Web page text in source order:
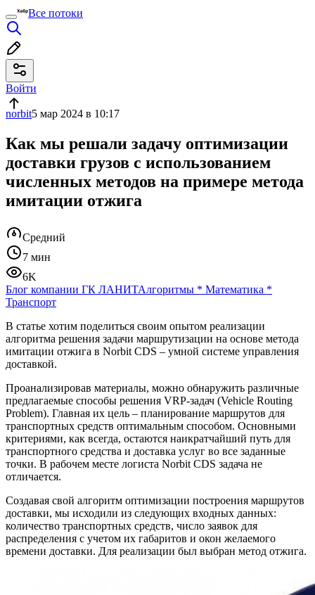
Все потоки
Войти
norbit5 мар 2024 в 10:17
Как мы решали задачу оптимизации
доставки грузов с использованием
численных методов на примере метода
имитации отжига
Средний
7 мин
6K
Блог компании ГК ЛАНИТАлгоритмы * Математика *
Транспорт
В статье хотим поделиться своим опытом реализации
алгоритма решения задачи маршрутизации на основе метода
имитации отжига в Norbit CDS – умной системе управления
доставкой.
Проанализировав материалы, можно обнаружить различные
предлагаемые способы решения VRP-задач (Vehicle Routing
Problem). Главная их цель – планирование маршрутов для
транспортных средств оптимальным способом. Основными
критериями, как всегда, остаются наикратчайший путь для
транспортного средства и доставка услуг во все заданные
точки. В рабочем месте логиста Norbit CDS задача не
отличается.
Создавая свой алгоритм оптимизации построения маршрутов
доставки, мы исходили из следующих входных данных:
количество транспортных средств, число заявок для
распределения с учетом их габаритов и окон желаемого
времени доставки. Для реализации был выбран метод отжига.